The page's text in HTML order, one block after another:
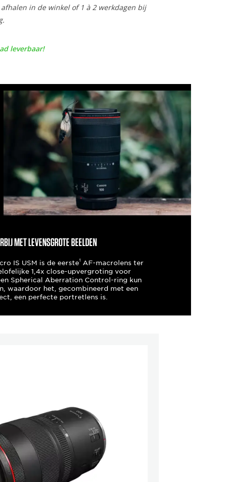
in de winkel of 1 à 2 werkdagen bij
leverbaar!
met levensgrote beelden
IS USM is de eerste1AF-macrolens ter
1,4x close-upvergroting voor
Spherical Aberration Control-ring kun
waardoor het, gecombineerd met een
een perfecte portretlens is.